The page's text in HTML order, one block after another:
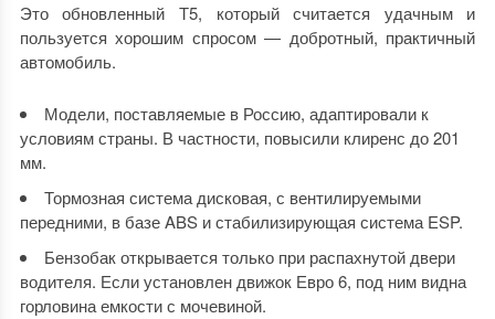
Это обновленный Т5, который считается удачным и
пользуется хорошим спросом — добротный, практичный
автомобиль.
Модели, поставляемые в Россию, адаптировали к
условиям страны. В частности, повысили клиренс до 201
мм.
Тормозная система дисковая, с вентилируемыми
передними, в базе ABS и стабилизирующая система ESP.
Бензобак открывается только при распахнутой двери
водителя. Если установлен движок Евро 6, под ним видна
горловина емкости с мочевиной.